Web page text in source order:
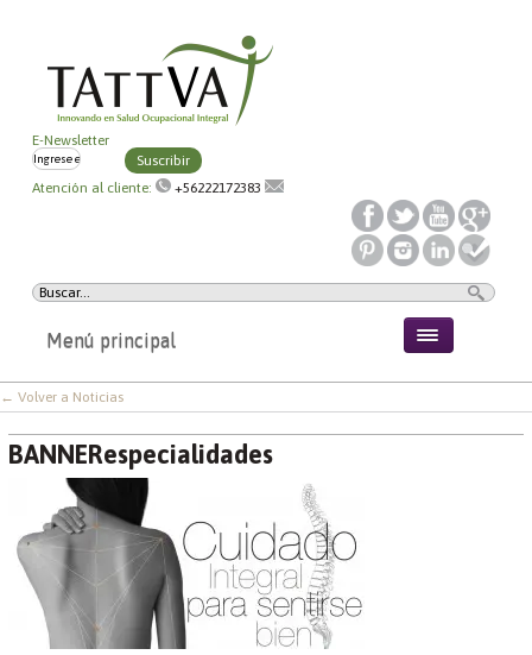
E-Newsletter
Suscribir
Atención al cliente:
+56222172383
Menú principal
← Volver a Noticias
BANNERespecialidades